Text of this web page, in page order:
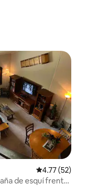
reseñas
reseñas
Calificación
4.77 (52)
de esquí frente